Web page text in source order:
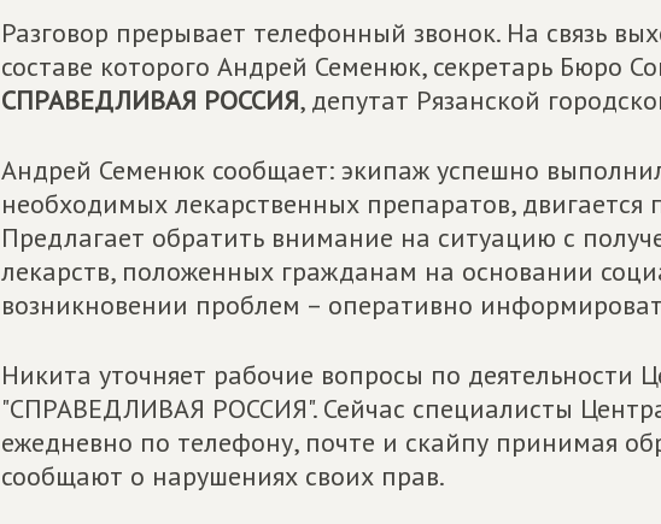
Разговор прерывает телефонный звонок. На связь
составе которого Андрей Семенюк, секретарь Бюро
СПРАВЕДЛИВАЯ РОССИЯ, депутат Рязанской
Андрей Семенюк сообщает: экипаж успешно
необходимых лекарственных препаратов,
Предлагает обратить внимание на ситуацию с
лекарств, положенных гражданам на основании
возникновении проблем – оперативно
Никита уточняет рабочие вопросы по деятельности
"СПРАВЕДЛИВАЯ РОССИЯ". Сейчас специалисты
ежедневно по телефону, почте и скайпу принимая
сообщают о нарушениях своих прав.